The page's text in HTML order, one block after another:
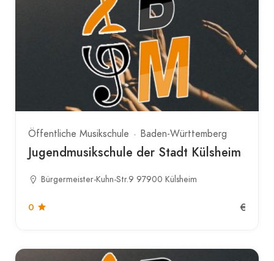
Öffentliche Musikschule Baden-Württemberg
Jugendmusikschule der Stadt Külsheim
Bürgermeister-Kuhn-Str.9 97900 Külsheim
0 €